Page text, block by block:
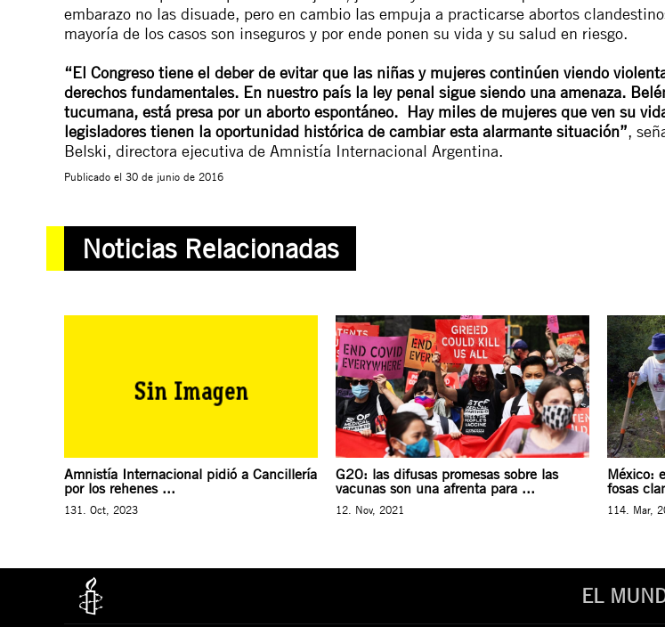
embarazo no las disuade, pero en cambio las empuja a practicarse abortos
mayoría de los casos son inseguros y por ende ponen su vida y su salud en riesgo.
“El Congreso tiene el deber de evitar que las niñas y mujeres continúen viendo
derechos fundamentales. En nuestro país la ley penal sigue siendo una amenaza.
tucumana, está presa por un aborto espontáneo. Hay miles de mujeres que ven su
legisladores tienen la oportunidad histórica de cambiar esta alarmante situación”,
Belski, directora ejecutiva de Amnistía Internacional Argentina.
Publicado el 30 de junio de 2016
Noticias Relacionadas
Amnistía Internacional pidió a Cancillería
por los rehenes ...
131. Oct, 2023
G20: las difusas promesas sobre las
vacunas son una afrenta para ...
12. Nov, 2021
México:
fosas
114. Mar,
EL